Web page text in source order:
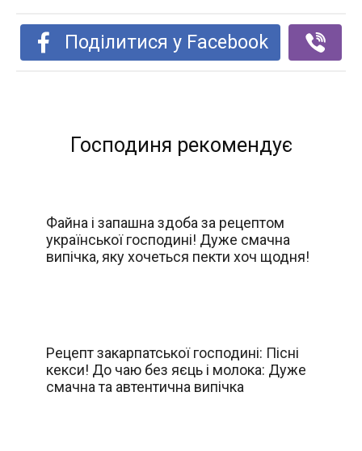
Поділитися у Facebook
Господиня рекомендує
Файна і запашна здоба за рецептом
української господині! Дуже смачна
випічка, яку хочеться пекти хоч щодня!
Рецепт закарпатської господині: Пісні
кекси! До чаю без яєць і молока: Дуже
смачна та автентична випічка